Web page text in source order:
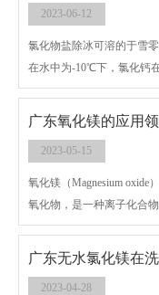
2023-06-12
氯化物盐除冰可溶的于雪
在水中为-10℃下，氯化钙
的凝固点。氯盐类在溶解
时间内雪融掉，除此影响
成一些冰块。
广东氧化镁的应用
2023-05-15
氧化镁（Magnesium oxide
氧化物，是一种离子化合
在于自然界中，是冶镁的
上高温灼烧可转变为晶体
广东无水氯化镁在
2023-04-28